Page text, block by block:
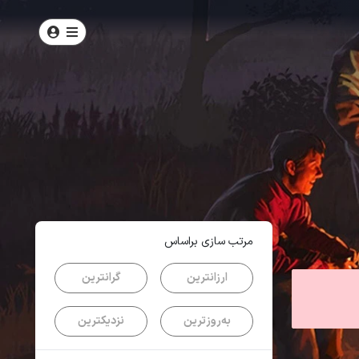
مرتب سازی براساس
ارزانترین گرانترین
به‌روزترین نزدیکترین